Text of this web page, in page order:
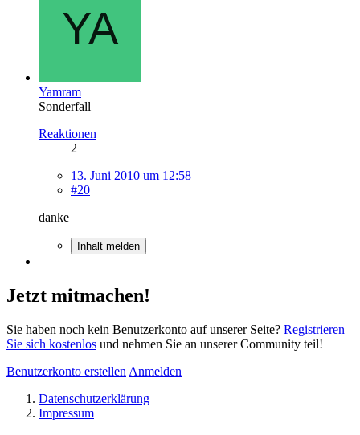
Yamram
Sonderfall
Reaktionen
2
13. Juni 2010 um 12:58
#20
danke
Inhalt melden
Jetzt mitmachen!
Sie haben noch kein Benutzerkonto auf unserer Seite? Registrieren
Sie sich kostenlos und nehmen Sie an unserer Community teil!
Benutzerkonto erstellen Anmelden
Datenschutzerklärung
Impressum